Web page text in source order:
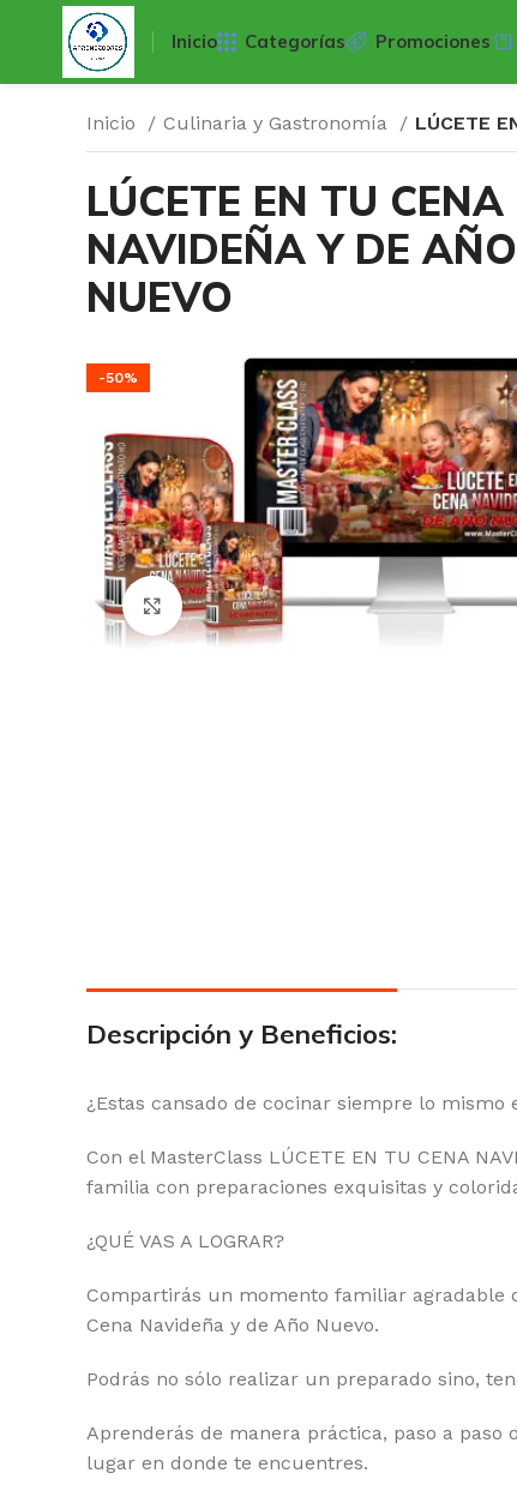
Inicio Categorías Promociones
Inicio Culinaria y Gastronomía LÚCETE
LÚCETE EN TU CENA
NAVIDEÑA Y DE AÑO
NUEVO
-50%
Click para agrandar
Descripción y Beneficios:
¿Estas cansado de cocinar siempre lo mismo
Con el MasterClass LÚCETE EN TU CENA
familia con preparaciones exquisitas y
¿QUÉ VAS A LOGRAR?
Compartirás un momento familiar agradable
Cena Navideña y de Año Nuevo.
Podrás no sólo realizar un preparado sino,
Aprenderás de manera práctica, paso a
lugar en donde te encuentres.